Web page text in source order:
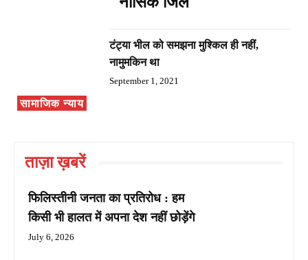
सामाजिक न्याय
टंट्या भील को समझना मुश्किल ही नहीं,
नामुमकिन था
September 1, 2021
ताज़ा ख़बरें
फिलिस्तीनी जनता का प्रतिरोध : हम
किसी भी हालत में अपना देश नहीं छोड़ेंगे
July 6, 2026